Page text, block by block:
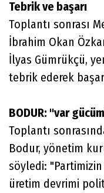
Tebrik ve başarı
Toplantı sonrası
İbrahim Okan
İlyas Gümrükçü,
tebrik ederek
BODUR: "var
Toplantı
Bodur, yönetim
söyledi:
üretim devrimi